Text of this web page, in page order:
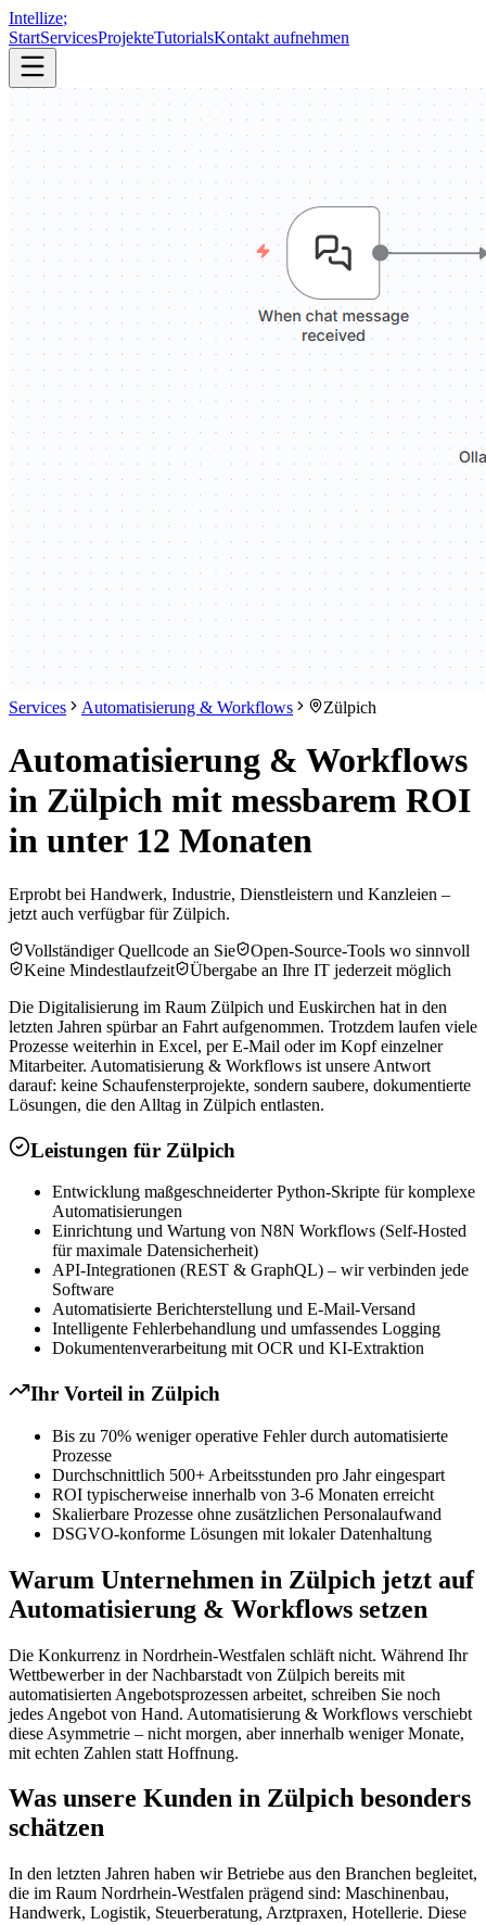
Intellize;
StartServicesProjekteTutorialsKontakt aufnehmen
Services Automatisierung & Workflows Zülpich
Automatisierung & Workflows
in Zülpich mit messbarem ROI
in unter 12 Monaten
Erprobt bei Handwerk, Industrie, Dienstleistern und Kanzleien –
jetzt auch verfügbar für Zülpich.
Vollständiger Quellcode an Sie
Open-Source-Tools wo sinnvoll
Keine Mindestlaufzeit
Übergabe an Ihre IT jederzeit möglich
Die Digitalisierung im Raum Zülpich und Euskirchen hat in den
letzten Jahren spürbar an Fahrt aufgenommen. Trotzdem laufen viele
Prozesse weiterhin in Excel, per E-Mail oder im Kopf einzelner
Mitarbeiter. Automatisierung & Workflows ist unsere Antwort
darauf: keine Schaufensterprojekte, sondern saubere, dokumentierte
Lösungen, die den Alltag in Zülpich entlasten.
Leistungen für Zülpich
Entwicklung maßgeschneiderter Python-Skripte für komplexe
Automatisierungen
Einrichtung und Wartung von N8N Workflows (Self-Hosted
für maximale Datensicherheit)
API-Integrationen (REST & GraphQL) – wir verbinden jede
Software
Automatisierte Berichterstellung und E-Mail-Versand
Intelligente Fehlerbehandlung und umfassendes Logging
Dokumentenverarbeitung mit OCR und KI-Extraktion
Ihr Vorteil in Zülpich
Bis zu 70% weniger operative Fehler durch automatisierte
Prozesse
Durchschnittlich 500+ Arbeitsstunden pro Jahr eingespart
ROI typischerweise innerhalb von 3-6 Monaten erreicht
Skalierbare Prozesse ohne zusätzlichen Personalaufwand
DSGVO-konforme Lösungen mit lokaler Datenhaltung
Warum Unternehmen in Zülpich jetzt auf
Automatisierung & Workflows setzen
Die Konkurrenz in Nordrhein-Westfalen schläft nicht. Während Ihr
Wettbewerber in der Nachbarstadt von Zülpich bereits mit
automatisierten Angebotsprozessen arbeitet, schreiben Sie noch
jedes Angebot von Hand. Automatisierung & Workflows verschiebt
diese Asymmetrie – nicht morgen, aber innerhalb weniger Monate,
mit echten Zahlen statt Hoffnung.
Was unsere Kunden in Zülpich besonders
schätzen
In den letzten Jahren haben wir Betriebe aus den Branchen begleitet,
die im Raum Nordrhein-Westfalen prägend sind: Maschinenbau,
Handwerk, Logistik, Steuerberatung, Arztpraxen, Hotellerie. Diese